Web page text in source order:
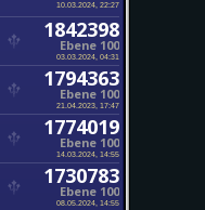
10.03.2024, 22:27
1842398
Ebene 100
03.03.2024, 04:31
1794363
Ebene 100
21.04.2023, 17:47
1774019
Ebene 100
14.03.2024, 14:55
1730783
Ebene 100
08.05.2024, 14:55